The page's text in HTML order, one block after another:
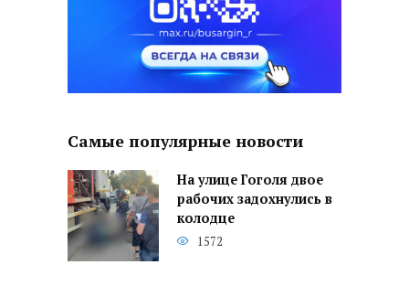
Самые популярные новости
На улице Гоголя двое
рабочих задохнулись в
колодце
1572